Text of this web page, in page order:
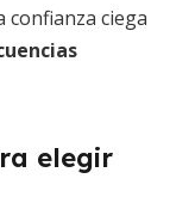
confianza ciega
elegir